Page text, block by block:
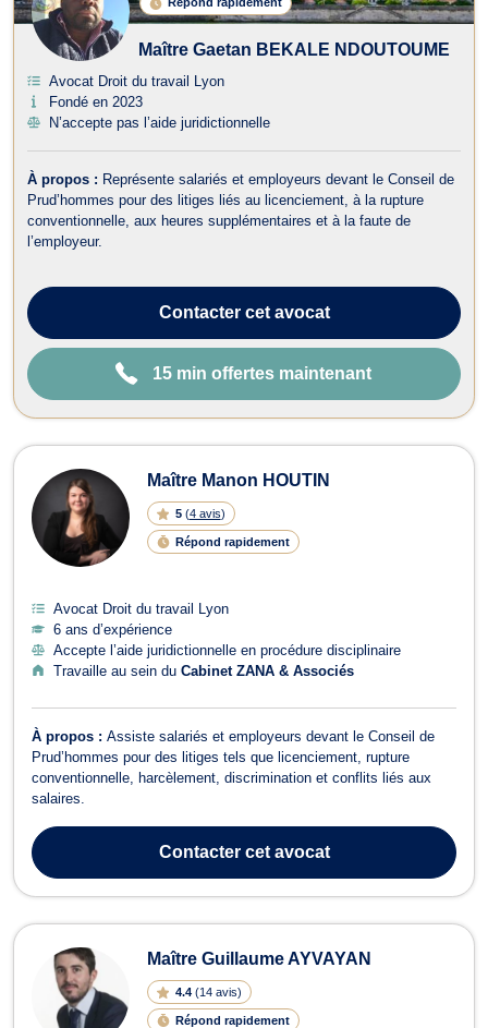
Répond rapidement
G
N
E
Maître Gaetan BEKALE NDOUTOUME
Avocat Droit du travail Lyon
Fondé en 2023
N’accepte pas l’aide juridictionnelle
À propos : Représente salariés et employeurs devant le Conseil de
Prud’hommes pour des litiges liés au licenciement, à la rupture
conventionnelle, aux heures supplémentaires et à la faute de
l’employeur.
Contactercet avocat
15 min offertes maintenant
Maître Manon HOUTIN
5 (4 avis)
Répond rapidement
Avocat Droit du travail Lyon
6 ans d’expérience
Accepte l’aide juridictionnelle en procédure disciplinaire
Travaille au sein du Cabinet ZANA & Associés
À propos : Assiste salariés et employeurs devant le Conseil de
Prud’hommes pour des litiges tels que licenciement, rupture
conventionnelle, harcèlement, discrimination et conflits liés aux
salaires.
Contactercet avocat
Maître Guillaume AYVAYAN
4.4 (14 avis)
Répond rapidement